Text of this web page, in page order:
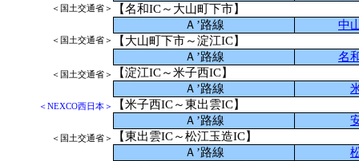
＜国土交通省＞
【名和IC～大山町下市】
Ａ’路線
中
＜国土交通省＞
【大山町下市～淀江IC】
Ａ’路線
名
＜国土交通省＞
【淀江IC～米子西IC】
Ａ’路線
＜NEXCO西日本＞
【米子西IC～東出雲IC】
Ａ’路線
＜国土交通省＞
【東出雲IC～松江玉造IC】
Ａ’路線